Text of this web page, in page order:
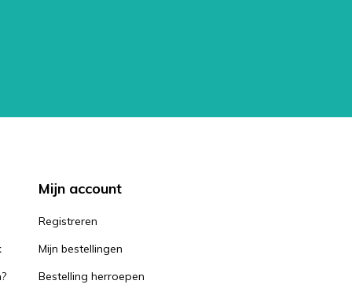
Mijn account
Registreren
Mijn bestellingen
Bestelling herroepen